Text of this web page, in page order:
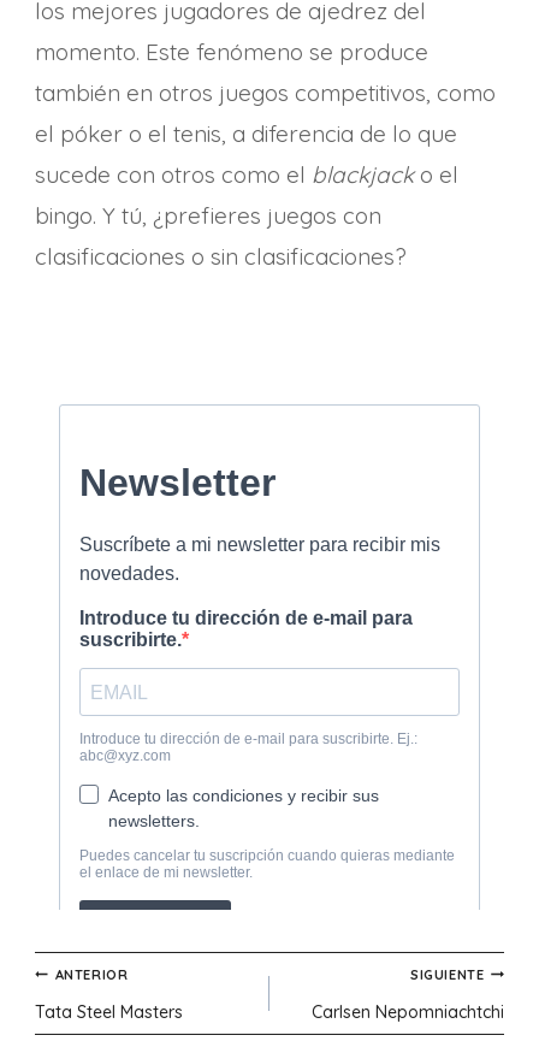
los mejores jugadores de ajedrez del
momento. Este fenómeno se produce
también en otros juegos competitivos, como
el póker o el tenis, a diferencia de lo que
sucede con otros como el blackjacko el
bingo. Y tú, ¿prefieres juegos con
clasificaciones o sin clasificaciones?
Navegación
de
ANTERIOR
Tata Steel Masters
SIGUIENTE
Carlsen Nepomniachtchi